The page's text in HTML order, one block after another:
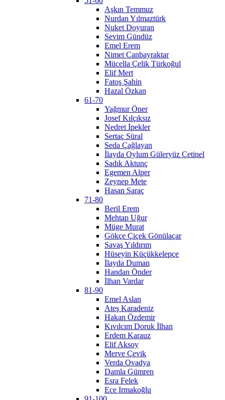
Aşkın Temmuz
Nurdan Yılmaztürk
Nuket Doyuran
Sevim Gündüz
Emel Erem
Nimet Canbayraktar
Mücella Çelik Türkoğul
Elif Mert
Fatoş Şahin
Hazal Özkan
61-70
Yağmur Öner
Josef Kılçıksız
Nedret İpekler
Sertaç Süral
Seda Çağlayan
İlayda Oylum Güleryüz Çetinel
Sadık Aktunç
Egemen Alper
Zeynep Mete
Hasan Saraç
71-80
Beril Erem
Mehtap Uğur
Müge Murat
Gökçe Çiçek Gönülaçar
Savaş Yıldırım
Hüseyin Küçükkelepçe
İlayda Duman
Handan Önder
İlhan Vardar
81-90
Emel Aslan
Ateş Karadeniz
Hakan Özdemir
Kıvılcım Doruk İlhan
Erdem Karauz
Elif Aksoy
Merve Çevik
Verda Ovadya
Damla Gümren
Esra Felek
Ece Irmakoğlu